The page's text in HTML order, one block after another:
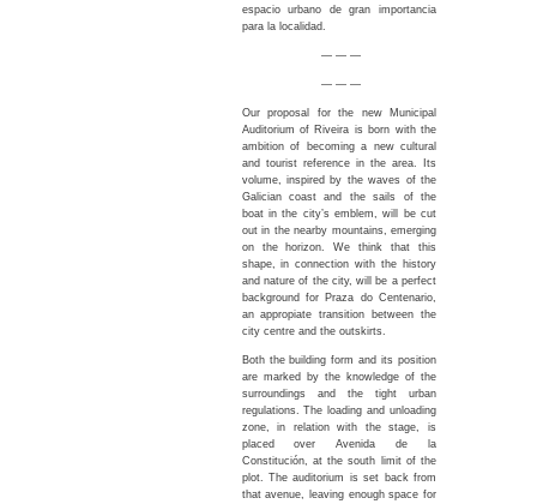
espacio urbano de gran importancia
para la localidad.
— — —
— — —
Our proposal for the new Municipal
Auditorium of Riveira is born with the
ambition of becoming a new cultural
and tourist reference in the area. Its
volume, inspired by the waves of the
Galician coast and the sails of the
boat in the city’s emblem, will be cut
out in the nearby mountains, emerging
on the horizon. We think that this
shape, in connection with the history
and nature of the city, will be a perfect
background for Praza do Centenario,
an appropiate transition between the
city centre and the outskirts.
Both the building form and its position
are marked by the knowledge of the
surroundings and the tight urban
regulations. The loading and unloading
zone, in relation with the stage, is
placed over Avenida de la
Constitución, at the south limit of the
plot. The auditorium is set back from
that avenue, leaving enough space for